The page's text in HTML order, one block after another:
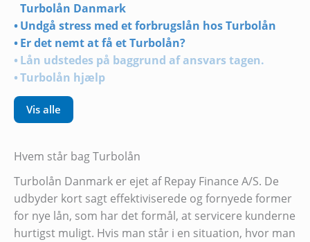
Turbolån Danmark
Undgå stress med et forbrugslån hos Turbolån
Er det nemt at få et Turbolån?
Lån udstedes på baggrund af ansvars tagen.
Turbolån hjælp
Vis alle
Hvem står bag Turbolån
Turbolån Danmark er ejet af Repay Finance A/S. De
udbyder kort sagt effektiviserede og fornyede former
for nye lån, som har det formål, at servicere kunderne
hurtigst muligt. Hvis man står i en situation, hvor man